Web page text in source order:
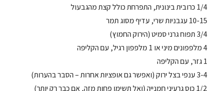
1/4 כרובית בינונית, התפרחת כולל קצת מהגבעול
10-15 עגבניות שרי, עדיף מסוג תמר
3/4 תפוח גרני סמיט (הירוק החמוץ)
4 מלפפונים מיני או 1 מלפפון רגיל, עם הקליפה
1 גזר, עם הקליפה
3-4 ענפי בצל ירוק (ואפשר גם אופציות אחרות – הסבר בהערות)
1/2 כוס גרעיני חמנייה (ואל תשימו פחות מזה, אם כבר רק יותר)